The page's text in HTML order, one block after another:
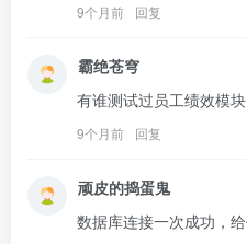
9个月前 回复
霸绝苍穹
有谁测试过员工绩效模
9个月前 回复
顽皮的捣蛋鬼
数据库连接一次成功，